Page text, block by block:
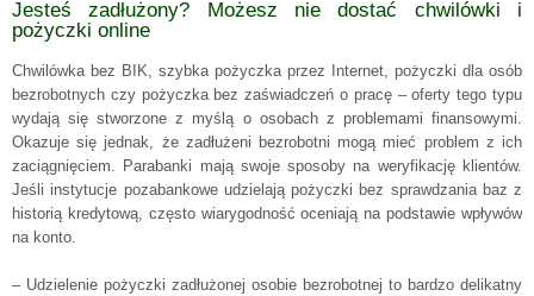
Jesteś zadłużony? Możesz nie dostać chwilówki i
pożyczki online
Chwilówka bez BIK, szybka pożyczka przez Internet, pożyczki dla osób
bezrobotnych czy pożyczka bez zaświadczeń o pracę – oferty tego typu
wydają się stworzone z myślą o osobach z problemami finansowymi.
Okazuje się jednak, że zadłużeni bezrobotni mogą mieć problem z ich
zaciągnięciem. Parabanki mają swoje sposoby na weryfikację klientów.
Jeśli instytucje pozabankowe udzielają pożyczki bez sprawdzania baz z
historią kredytową, często wiarygodność oceniają na podstawie wpływów
na konto.
– Udzielenie pożyczki zadłużonej osobie bezrobotnej to bardzo delikatny